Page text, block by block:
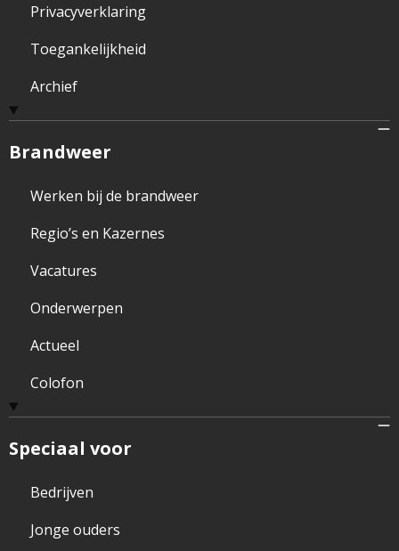
Privacyverklaring
Toegankelijkheid
Archief
Brandweer
Werken bij de brandweer
Regio’s en Kazernes
Vacatures
Onderwerpen
Actueel
Colofon
Speciaal voor
Bedrijven
Jonge ouders